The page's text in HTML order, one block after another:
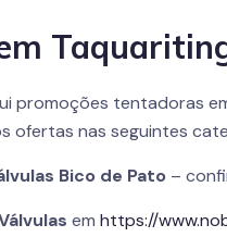
promoções tentadoras
ofertas nas seguintes
Bico de Pato –
emhttps://